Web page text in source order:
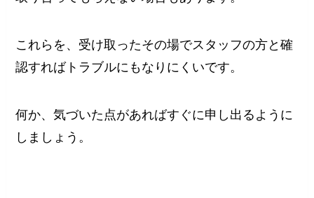
これらを、受け取ったその場でスタッフの方と確
認すればトラブルにもなりにくいです。
何か、気づいた点があればすぐに申し出るように
しましょう。